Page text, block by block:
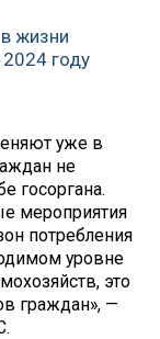
жизни
году
уже в
не
госоргана.
мероприятия
потребления
уровне
это
граждан», —